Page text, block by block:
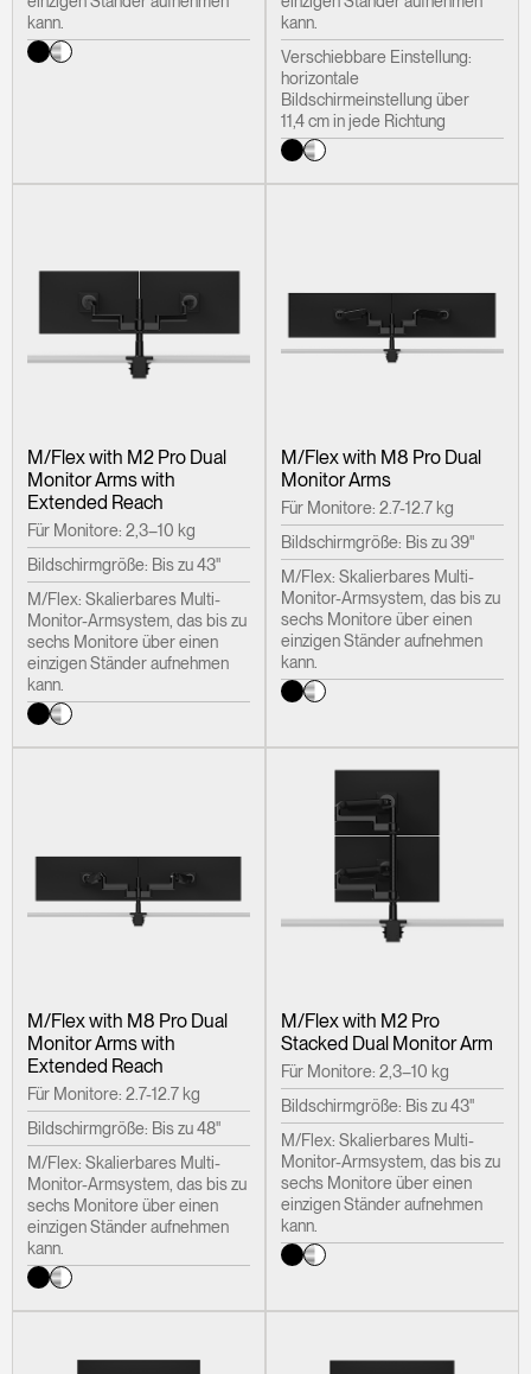
kann.
kann.
Verschiebbare Einstellung:
horizontale
Bildschirmeinstellung über
11,4 cm in jede Richtung
M/Flex with M2 Pro Dual
Monitor Arms with
Extended Reach
Für Monitore: 2,3–10 kg
Bildschirmgröße: Bis zu 43"
M/Flex: Skalierbares Multi-
Monitor-Armsystem, das bis zu
sechs Monitore über einen
einzigen Ständer aufnehmen
kann.
M/Flex with M8 Pro Dual
Monitor Arms
Für Monitore: 2.7-12.7 kg
Bildschirmgröße: Bis zu 39"
M/Flex: Skalierbares Multi-
Monitor-Armsystem, das bis zu
sechs Monitore über einen
einzigen Ständer aufnehmen
kann.
M/Flex with M8 Pro Dual
Monitor Arms with
Extended Reach
Für Monitore: 2.7-12.7 kg
Bildschirmgröße: Bis zu 48"
M/Flex: Skalierbares Multi-
Monitor-Armsystem, das bis zu
sechs Monitore über einen
einzigen Ständer aufnehmen
kann.
M/Flex with M2 Pro
Stacked Dual Monitor Arm
Für Monitore: 2,3–10 kg
Bildschirmgröße: Bis zu 43"
M/Flex: Skalierbares Multi-
Monitor-Armsystem, das bis zu
sechs Monitore über einen
einzigen Ständer aufnehmen
kann.